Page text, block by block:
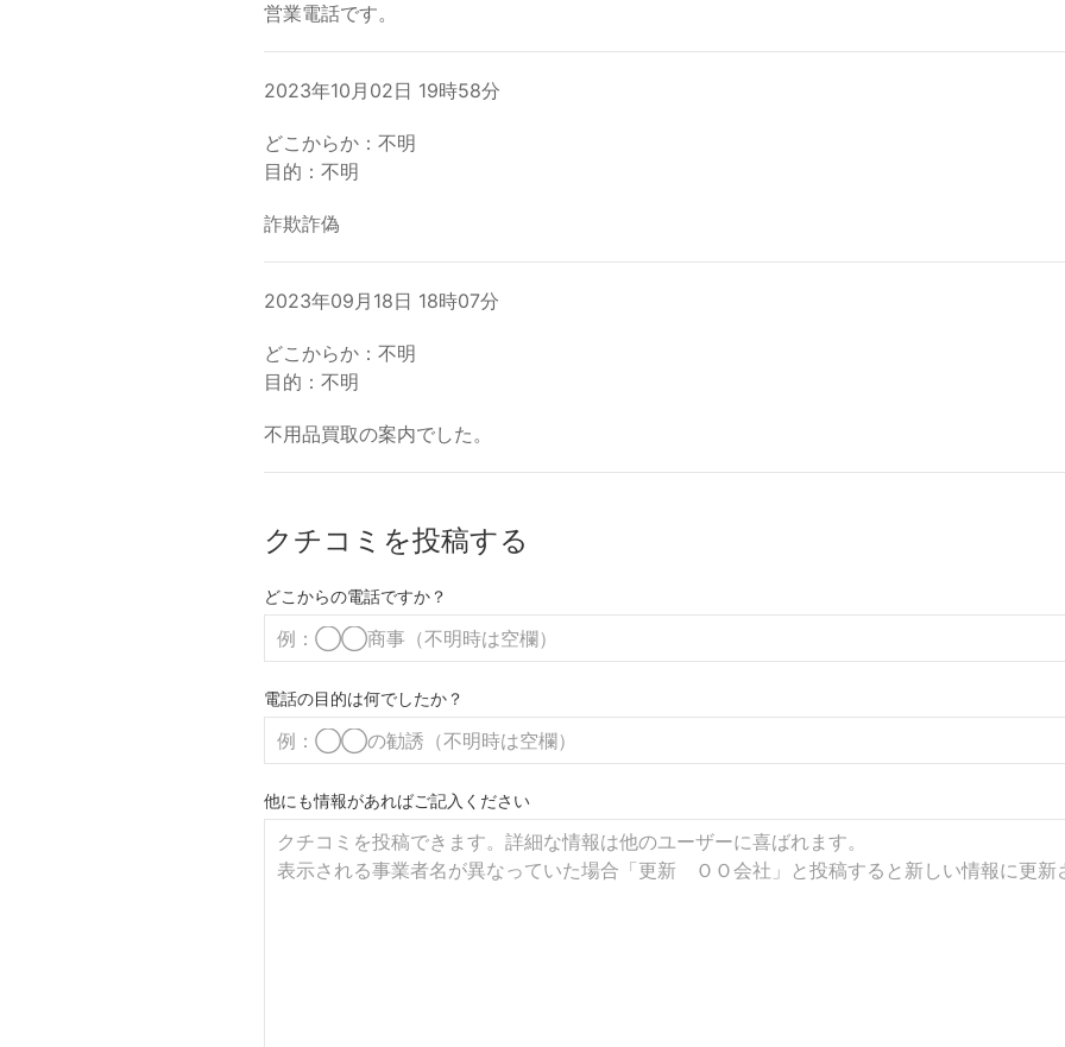
営業電話です。
2023年10月02日 19時58分
どこからか：不明
目的：不明
詐欺詐偽
2023年09月18日 18時07分
どこからか：不明
目的：不明
不用品買取の案内でした。
クチコミを投稿する
どこからの電話ですか？
電話の目的は何でしたか？
他にも情報があればご記入ください